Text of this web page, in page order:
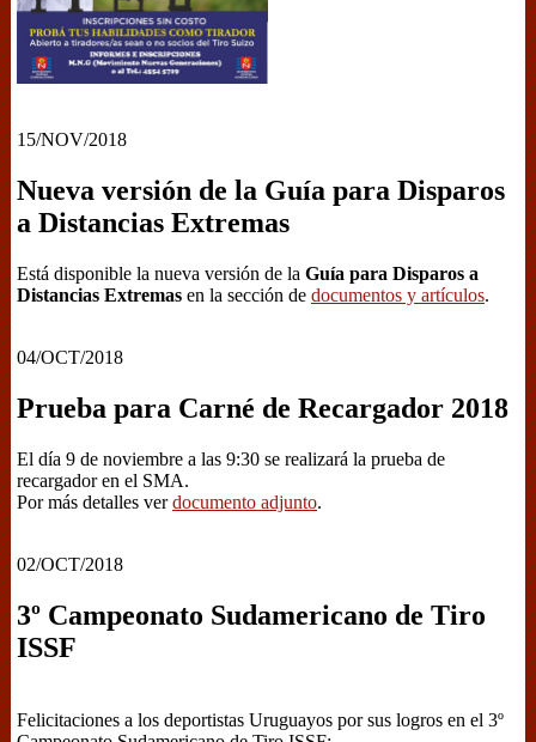
15/NOV/2018
Nueva versión de la Guía para Disparos
a Distancias Extremas
Está disponible la nueva versión de la Guía para Disparos a
Distancias Extremas en la sección de documentos y artículos.
04/OCT/2018
Prueba para Carné de Recargador 2018
El día 9 de noviembre a las 9:30 se realizará la prueba de
recargador en el SMA.
Por más detalles verdocumento adjunto.
02/OCT/2018
3º Campeonato Sudamericano de Tiro
ISSF
Felicitaciones a los deportistas Uruguayos por sus logros en el 3º